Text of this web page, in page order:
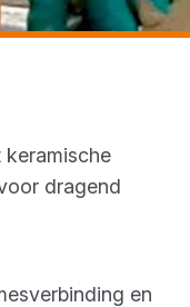
keramische
dragend
en